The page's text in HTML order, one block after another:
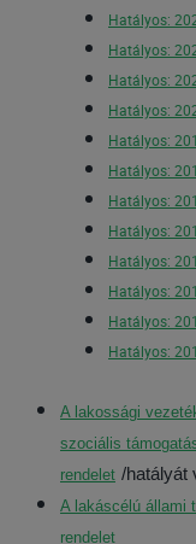
Hatályos:
Hatályos:
Hatályos:
Hatályos:
Hatályos:
Hatályos:
Hatályos:
Hatályos:
Hatályos:
Hatályos:
Hatályos:
Hatályos:
A lakossági
szociális
rendelet /hatályát
A lakáscélú állami
rendelet